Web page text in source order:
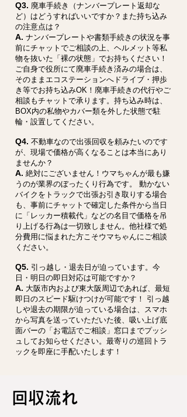
Q3. 廃車手続き（ナンバープレート返却な
ど）はどうすればいいですか？また持ち込み
の注意点は？
A. ナンバープレートや書類手続きの状況を事
前にチャットでご相談の上、ヘルメット等私
物を抜いた「裸の状態」でお持ちください！
ご自身で役所にて廃車手続き済みの場合は、
そのままエコステーションへドライブ・押歩
き等でお持ち込みOK！廃車手続きの代行やご
相談もチャットで承ります。持ち込み時は、
BOX内の私物やカバー類を外した状態で駐
輪・設置してください。
Q4. 不動車なので出張回収を頼みたいのです
が、現場で価格が高くなることは本当にあり
ませんか？
A. 絶対にございません！ウマちゃんが最も嫌
うのが業界のぼったくり行為です。 動かない
バイクをトラックで出張お引き取りする場合
も、事前にチャットで確定した条件から当日
に「レッカー積載代」などの名目で価格を吊
り上げる行為は一切致しません。他社様で処
分費用に悩まれた方こそウマちゃんにご相談
ください。
Q5. 引っ越し・退去日が迫っています。今
日・明日の即日対応は可能ですか？
A. 大阪市内および東大阪周辺であれば、最短
即日のスピード駆けつけが可能です！ 引っ越
しや退去の期限が迫っている場合は、スマホ
から写真を送っていただいた後、吸い上げ底
面バーの「お電話でご相談」窓口までプッシ
ュしてお知らせください。最寄りの巡回トラ
ックを即座に手配いたします！
回収流れ